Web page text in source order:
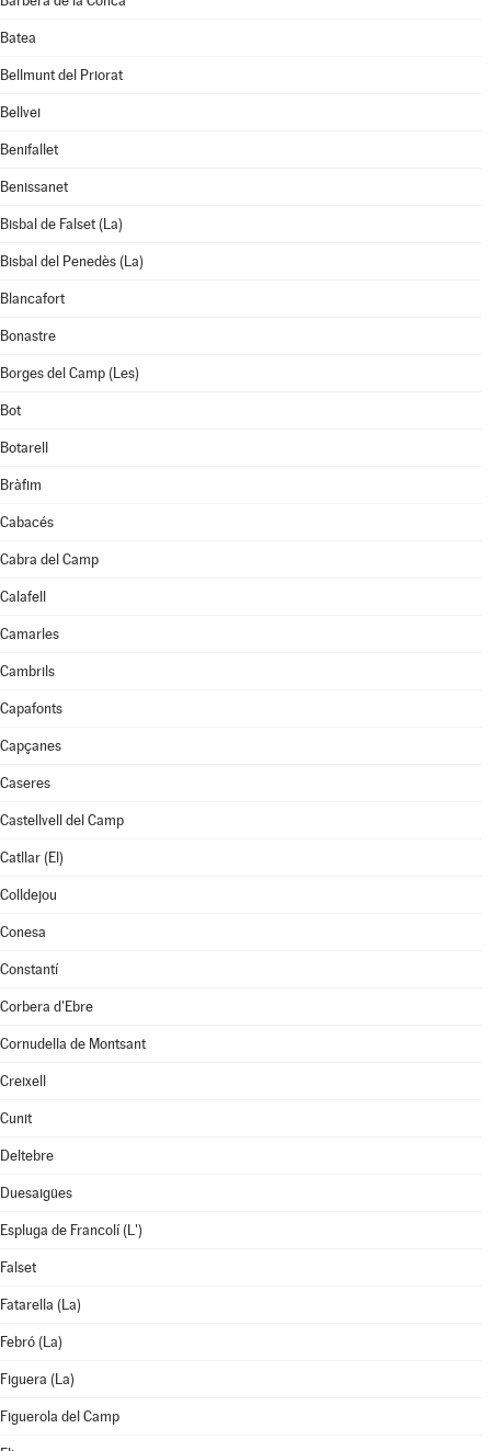
Batea
Bellmunt del Priorat
Bellvei
Benifallet
Benissanet
Bisbal de Falset (La)
Bisbal del Penedès (La)
Blancafort
Bonastre
Borges del Camp (Les)
Bot
Botarell
Bràfim
Cabacés
Cabra del Camp
Calafell
Camarles
Cambrils
Capafonts
Capçanes
Caseres
Castellvell del Camp
Catllar (El)
Colldejou
Conesa
Constantí
Corbera d'Ebre
Cornudella de Montsant
Creixell
Cunit
Deltebre
Duesaigües
Espluga de Francolí (L')
Falset
Fatarella (La)
Febró (La)
Figuera (La)
Figuerola del Camp